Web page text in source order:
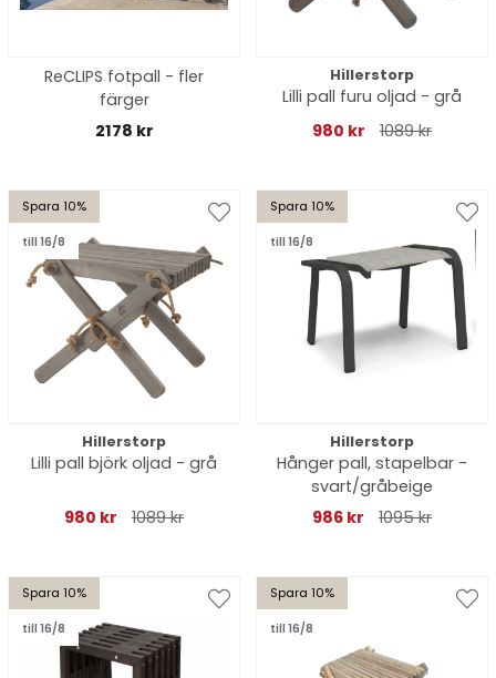
ReCLIPS fotpall - fler
färger
2178 kr
Hillerstorp
Lilli pall furu oljad - grå
980 kr
1089 kr
Spara 10%
till 16/8
Hillerstorp
Lilli pall björk oljad - grå
980 kr 1089 kr
Spara 10%
till 16/8
Hillerstorp
Hånger pall, stapelbar -
svart/gråbeige
986 kr
1095 kr
Spara 10%
till 16/8
Spara 10%
till 16/8